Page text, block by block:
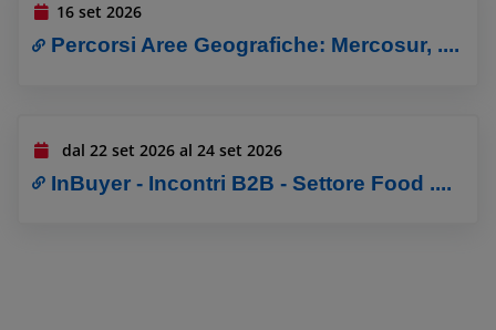
16 set 2026
Percorsi Aree Geografiche: Mercosur, ....
dal 22 set 2026 al 24 set 2026
InBuyer - Incontri B2B - Settore Food ....